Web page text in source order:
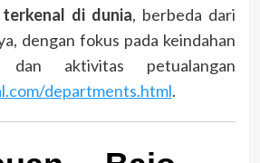
di dunia, berbeda dari
dengan fokus pada keindahan
dan aktivitas petualangan
departments.html.